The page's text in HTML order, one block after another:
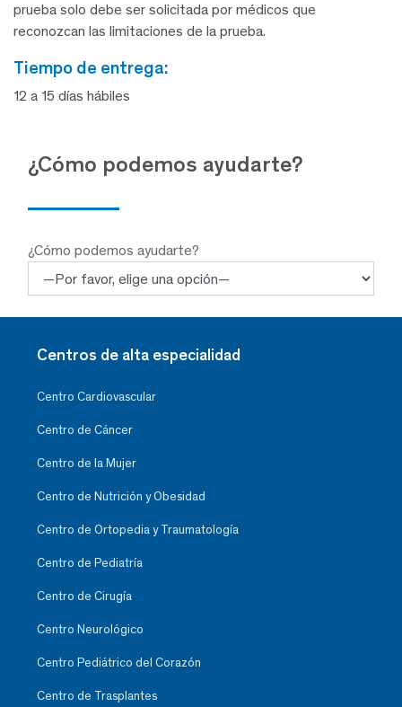
prueba solo debe ser solicitada por médicos que
reconozcan las limitaciones de la prueba.
tiempo de entrega:
12 a 15 días hábiles
¿Cómo podemos ayudarte?
¿Cómo podemos ayudarte?
Centros de alta especialidad
Centro Cardiovascular
Centro de Cáncer
Centro de la Mujer
Centro de Nutrición y Obesidad
Centro de Ortopedia y Traumatología
Centro de Pediatría
Centro de Cirugía
Centro Neurológico
Centro Pediátrico del Corazón
Centro de Trasplantes